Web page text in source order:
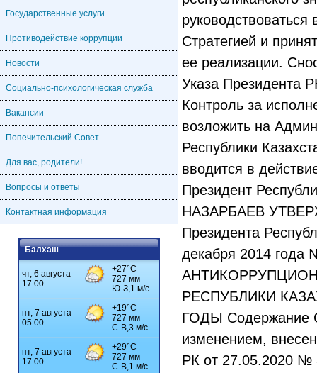
Государственные услуги
Противодействие коррупции
Новости
Социально-психологическая служба
Вакансии
Попечительский Совет
Для вас, родители!
Вопросы и ответы
Контактная информация
Балхаш